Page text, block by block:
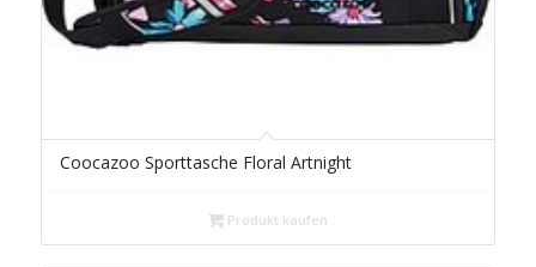
Coocazoo Sporttasche Floral Artnight
Produkt kaufen